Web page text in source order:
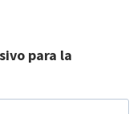
para la